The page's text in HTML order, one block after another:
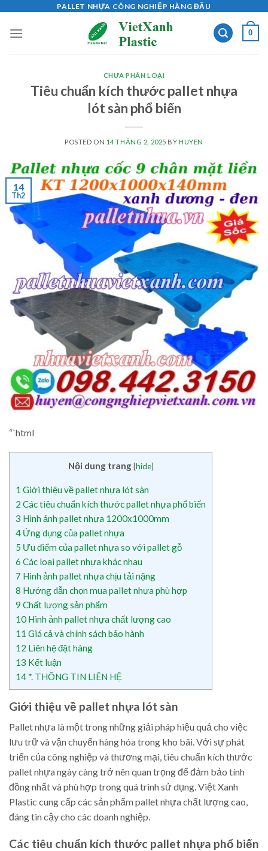
content
PALLET NHỰA CÔNG NGHIỆP HÀNG ĐẦU
0
CHƯA PHÂN LOẠI
Tiêu chuẩn kích thước pallet nhựa
lót sàn phổ biến
POSTED ON 14 THÁNG 2, 2025 BY HUYEN
14
Th2
“`html
Nội dung trang [hide]
1 Giới thiệu về pallet nhựa lót sàn
2 Các tiêu chuẩn kích thước pallet nhựa phổ biến
3 Hình ảnh pallet nhựa 1200x1000mm
4 Ứng dụng của pallet nhựa
5 Ưu điểm của pallet nhựa so với pallet gỗ
6 Các loại pallet nhựa khác nhau
7 Hình ảnh pallet nhựa chịu tải nặng
8 Hướng dẫn chọn mua pallet nhựa phù hợp
9 Chất lượng sản phẩm
10 Hình ảnh pallet nhựa chất lượng cao
11 Giá cả và chính sách bảo hành
12 Liên hệ đặt hàng
13 Kết luận
14 *. THÔNG TIN LIÊN HỆ
Giới thiệu về pallet nhựa lót sàn
Pallet nhựa là một trong những giải pháp hiệu quả cho việc
lưu trữ và vận chuyển hàng hóa trong kho bãi. Với sự phát
triển của công nghiệp và thương mại, tiêu chuẩn kích thước
pallet nhựa ngày càng trở nên quan trọng để đảm bảo tính
đồng nhất và phù hợp trong quá trình sử dụng. Việt Xanh
Plastic cung cấp các sản phẩm pallet nhựa chất lượng cao,
đáng tin cậy cho các doanh nghiệp.
Các tiêu chuẩn kích thước pallet nhựa phổ biến